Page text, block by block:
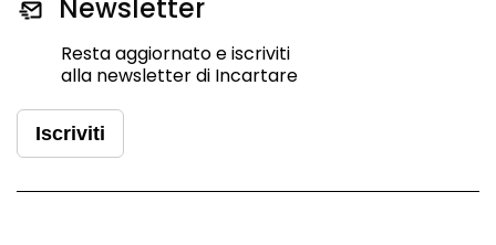
Newsletter
Resta aggiornato e iscriviti
alla newsletter di Incartare
Iscriviti